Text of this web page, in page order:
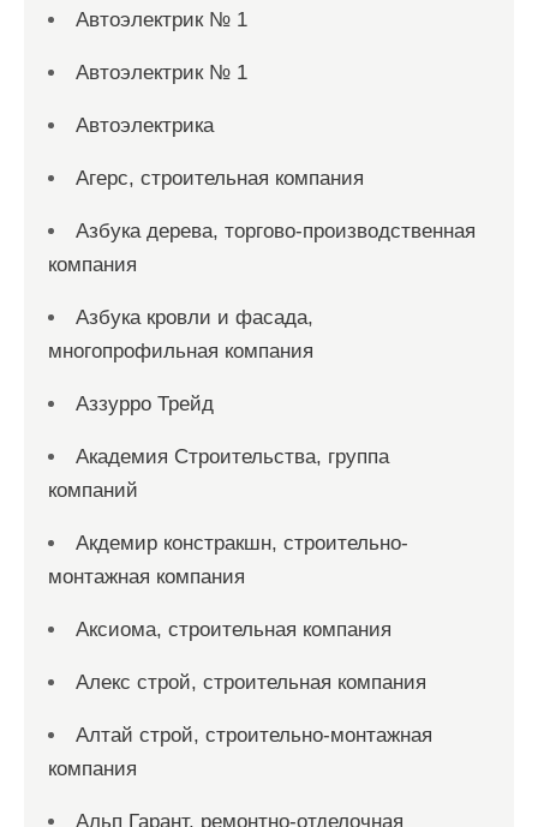
Автоэлектрик № 1
Автоэлектрик № 1
Автоэлектрика
Агерс, строительная компания
Азбука дерева, торгово-производственная
компания
Азбука кровли и фасада,
многопрофильная компания
Аззурро Трейд
Академия Строительства, группа
компаний
Акдемир констракшн, строительно-
монтажная компания
Аксиома, строительная компания
Алекс строй, строительная компания
Алтай строй, строительно-монтажная
компания
Альп Гарант, ремонтно-отделочная